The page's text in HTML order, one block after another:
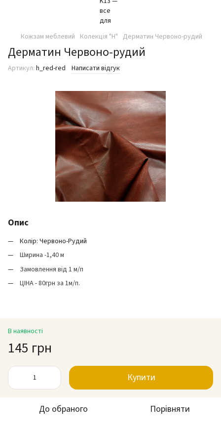
Кожзам меблевий Колекція "H" Дерматин Червоно-рудий
Дерматин Червоно-рудий
Артикул: h_red-red Написати відгук
Опис
Колір: Червоно-Рудий
Ширина -1,40 м
Замовлення від 1 м/п
ЦІНА - 80грн за 1м/п.
В наявності
145 грн
Купити
До обраного Порівняти